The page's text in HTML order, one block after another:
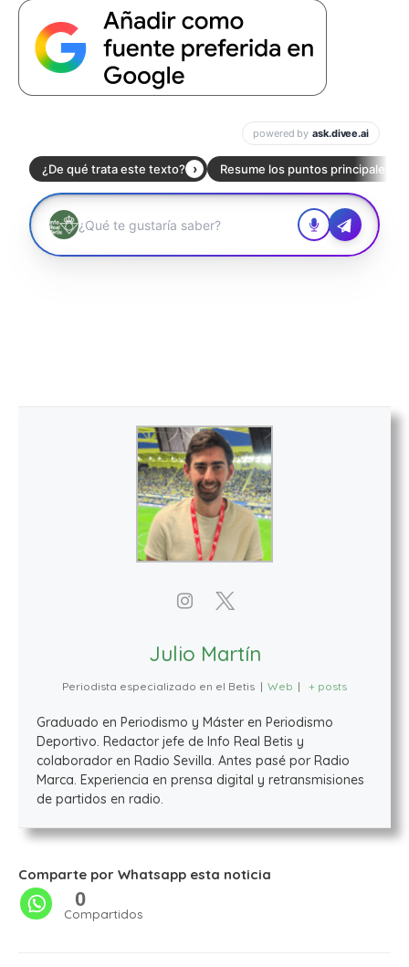
Julio Martín
Periodista especializado en el Betis | Web | + posts
Graduado en Periodismo y Máster en Periodismo
Deportivo. Redactor jefe de Info Real Betis y
colaborador en Radio Sevilla. Antes pasé por Radio
Marca. Experiencia en prensa digital y retransmisiones
de partidos en radio.
Comparte por Whatsapp esta noticia
0
Compartidos